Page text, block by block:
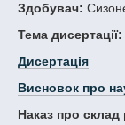
Здобувач:
Тема дисертації:
Дисертація
Висновок про
Наказ про